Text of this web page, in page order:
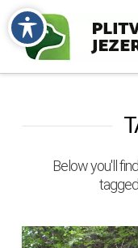
Below you'll